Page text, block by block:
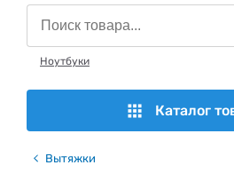
Ноутбуки
Каталог
Вытяжки